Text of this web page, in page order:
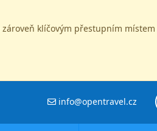
zároveň klíčovým přestupním
info@opentravel.cz